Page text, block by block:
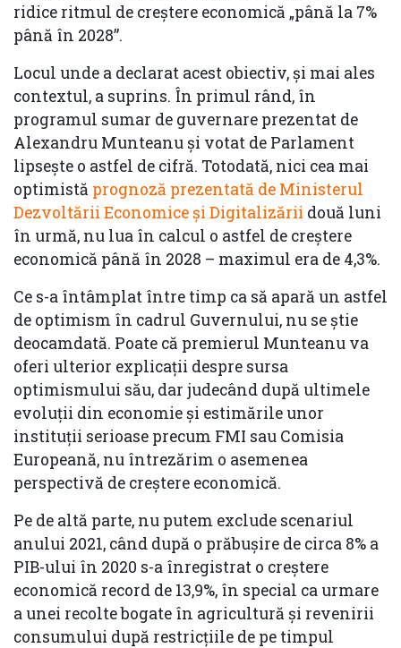
ridice ritmul de creștere economică „până la 7%
până în 2028”.
Locul unde a declarat acest obiectiv, şi mai ales
contextul, a suprins. În primul rând, în
programul sumar de guvernare prezentat de
Alexandru Munteanu şi votat de Parlament
lipseşte o astfel de cifră. Totodată, nici cea mai
optimistă prognoză prezentată de Ministerul
Dezvoltării Economice şi Digitalizării două luni
în urmă, nu lua în calcul o astfel de creştere
economică până în 2028 – maximul era de 4,3%.
Ce s-a întâmplat între timp ca să apară un astfel
de optimism în cadrul Guvernului, nu se știe
deocamdată. Poate că premierul Munteanu va
oferi ulterior explicaţii despre sursa
optimismului său, dar judecând după ultimele
evoluţii din economie şi estimările unor
instituţii serioase precum FMI sau Comisia
Europeană, nu întrezărim o asemenea
perspectivă de creştere economică.
Pe de altă parte, nu putem exclude scenariul
anului 2021, când după o prăbuşire de circa 8% a
PIB-ului în 2020 s-a înregistrat o creştere
economică record de 13,9%, în special ca urmare
a unei recolte bogate în agricultură şi revenirii
consumului după restricţiile de pe timpul